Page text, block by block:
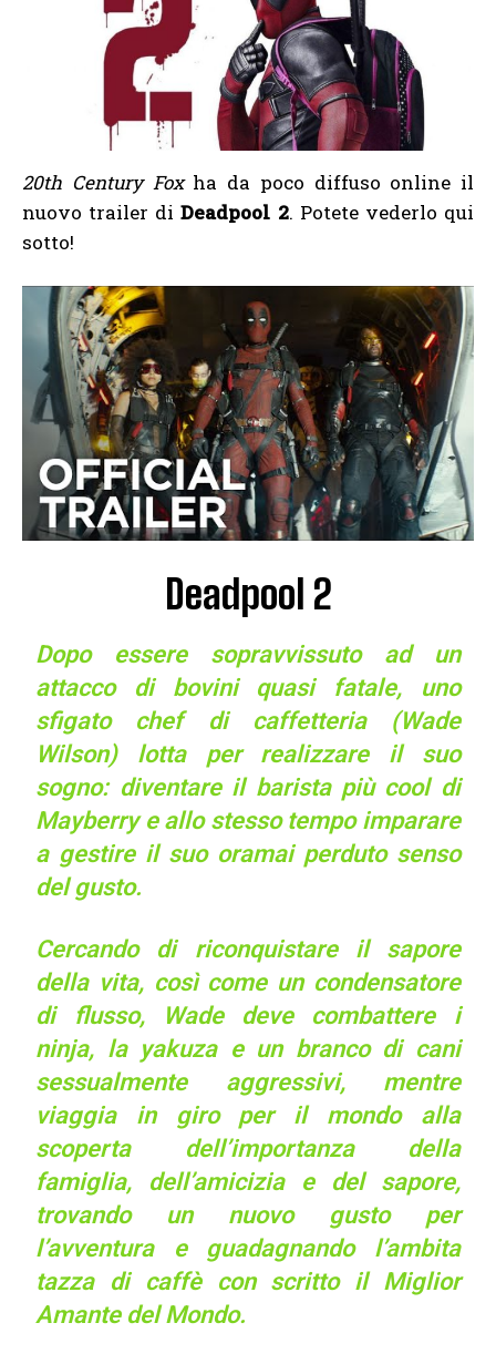
20th Century Foxha da poco diffuso online il
nuovo trailer diDeadpool 2. Potete vederlo qui
sotto!
Deadpool 2
Dopo essere sopravvissuto ad un
attacco di bovini quasi fatale, uno
sfigato chef di caffetteria (Wade
Wilson) lotta per realizzare il suo
sogno: diventare il barista più cool di
Mayberry e allo stesso tempo imparare
a gestire il suo oramai perduto senso
del gusto.
Cercando di riconquistare il sapore
della vita, così come un condensatore
di flusso, Wade deve combattere i
ninja, la yakuza e un branco di cani
sessualmente aggressivi, mentre
viaggia in giro per il mondo alla
scoperta dell’importanza della
famiglia, dell’amicizia e del sapore,
trovando un nuovo gusto per
l’avventura e guadagnando l’ambita
tazza di caffè con scritto il Miglior
Amante del Mondo.